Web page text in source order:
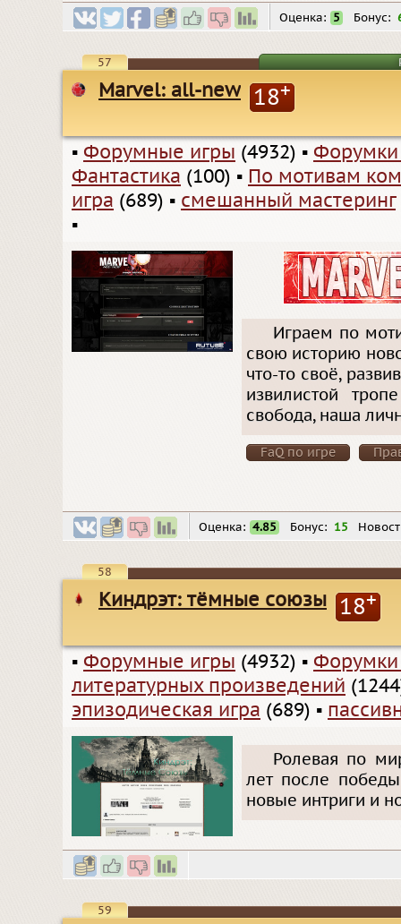
Оценка: 5 Бонус:
57
Marvel: all-new 18+
▪ Форумные игры (4932) ▪
Фантастика (100) ▪ По мотивам
игра (689) ▪ смешанный мастеринг
▪
Играем по
свою историю
что-то своё,
извилистой
свобода, наша
FaQ по игре
Оценка: 4.85 Бонус: 15
58
Киндрэт: тёмные союзы 18+
▪ Форумные игры (4932) ▪
литературных произведений
эпизодическая игра (689) ▪
Ролевая по
лет после
новые интриги и
59